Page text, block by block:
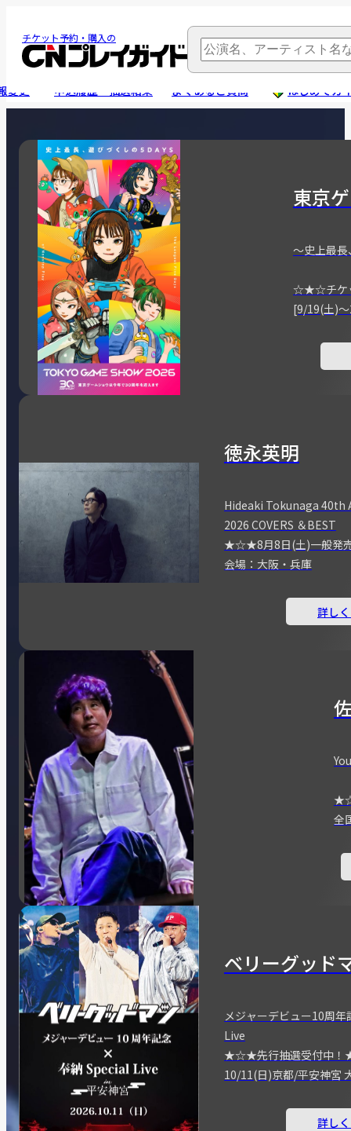
チケット予約・購入の
変更 申込履歴・抽選結果 よくあるご質問 はじめてガ
東京
～史上最長
☆★☆チケ
[9/19(土)
徳永英明
Hideaki Tokunaga 40th
2026 COVERS ＆BEST
★☆★8月8日(土)一般
会場：大阪・兵庫
詳し
全
ベリーグッド
メジャーデビュー10周
Live
★☆★先行抽選受付中
10/11(日)京都/平安神宮
詳し